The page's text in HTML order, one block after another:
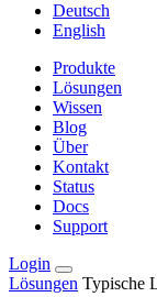
Deutsch
English
Produkte
Lösungen
Wissen
Blog
Über
Kontakt
Status
Docs
Support
Login
Lösungen Typische